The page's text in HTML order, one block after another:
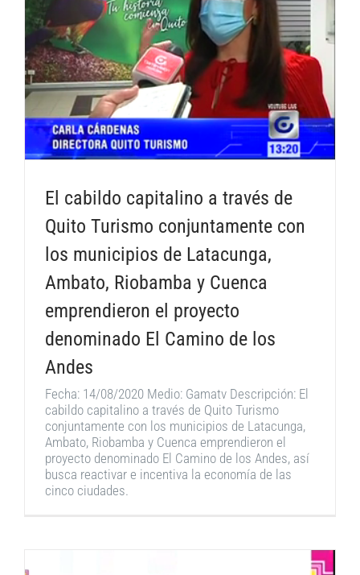
El cabildo capitalino a través de
Quito Turismo conjuntamente con
los municipios de Latacunga,
Ambato, Riobamba y Cuenca
emprendieron el proyecto
denominado El Camino de los
Andes
Fecha: 14/08/2020 Medio: Gamatv Descripción: El
cabildo capitalino a través de Quito Turismo
conjuntamente con los municipios de Latacunga,
Ambato, Riobamba y Cuenca emprendieron el
proyecto denominado El Camino de los Andes, así
busca reactivar e incentiva la economía de las
cinco ciudades.